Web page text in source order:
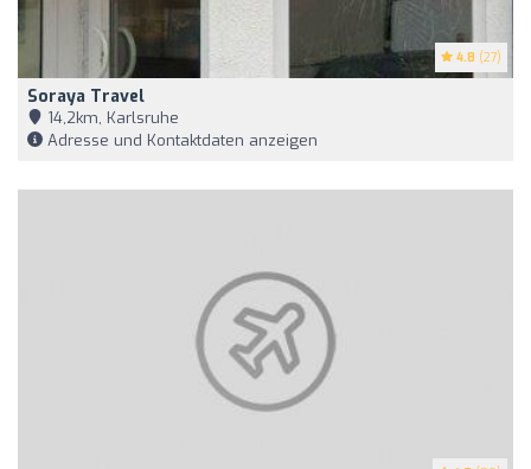
4.8 (27)
Soraya Travel
14,2km, Karlsruhe
Adresse und Kontaktdaten anzeigen